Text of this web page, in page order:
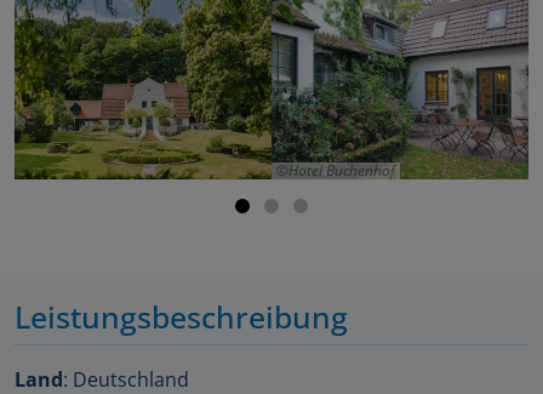
Hotel Buchenhof
Leistungsbeschreibung
Land: Deutschland